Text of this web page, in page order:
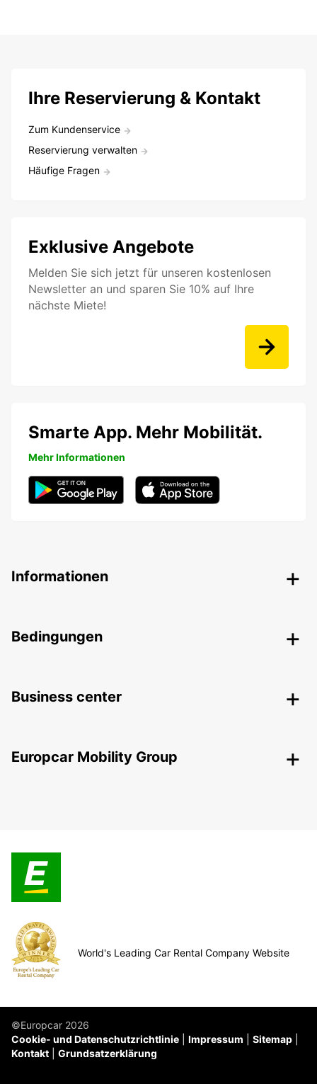
Ihre Reservierung & Kontakt
Zum Kundenservice
Reservierung verwalten
Häufige Fragen
Exklusive Angebote
Melden Sie sich jetzt für unseren kostenlosen
Newsletter an und sparen Sie 10% auf Ihre
nächste Miete!
Smarte App. Mehr Mobilität.
Mehr Informationen
Informationen
Bedingungen
Business center
Europcar Mobility Group
World's Leading Car Rental Company Website
©Europcar 2026
Cookie- und Datenschutzrichtlinie
Impressum
Sitemap
Kontakt
Grundsatzerklärung